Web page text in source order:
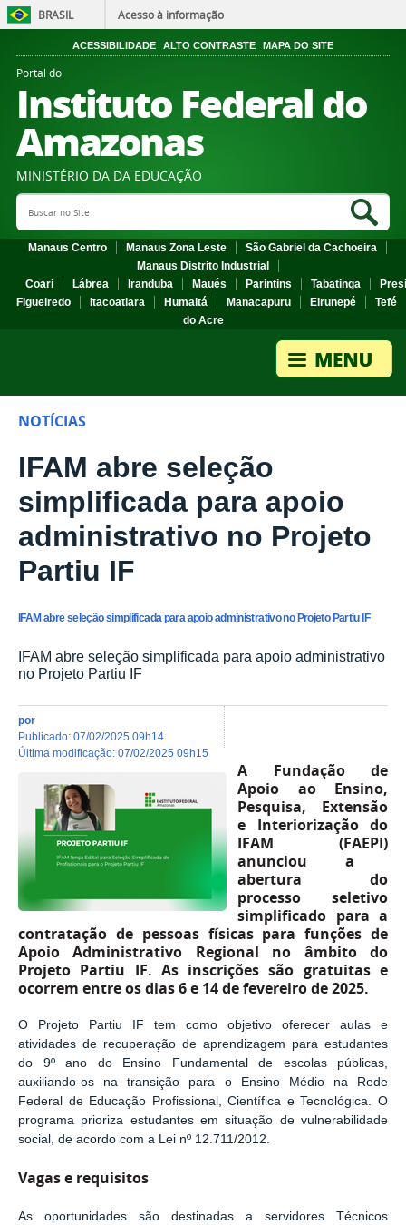
BRASIL Acesso à informação
ACESSIBILIDADE ALTO CONTRASTE MAPA DO SITE
Portal do
Instituto Federal do
Amazonas
MINISTÉRIO DA DA EDUCAÇÃO
Search Site
Manaus Centro Manaus Zona Leste
São Gabriel da Cachoeira
Manaus Distrito Industrial
Coari
Lábrea Iranduba Maués Parintins Tabatinga
Figueiredo
Itacoatiara Humaitá Manacapuru Eirunepé
Tefé
do Acre
NOTÍCIAS
IFAM abre seleção
simplificada para apoio
administrativo no Projeto
Partiu IF
IFAM abre seleção simplificada para apoio administrativo no Projeto Partiu IF
IFAM abre seleção simplificada para apoio administrativo
no Projeto Partiu IF
por
publicado: 07/02/2025 09h14
última modificação: 07/02/2025 09h15
A Fundação de
Apoio ao Ensino,
Pesquisa, Extensão
e Interiorização do
IFAM (FAEPI)
anunciou a
abertura do
processo seletivo
simplificado para a
contratação de pessoas físicaspara funções de
Apoio Administrativo Regional no âmbito do
Projeto Partiu IF. As inscrições são gratuitas e
ocorrem entre os dias6 e 14 de fevereiro de 2025.
O Projeto Partiu IF tem como objetivo oferecer aulas e
atividades de recuperação de aprendizagem para estudantes
do 9º ano do Ensino Fundamental de escolas públicas,
auxiliando-os na transição para o Ensino Médio na
Rede
Federal de Educação Profissional, Científica e Tecnológica. O
programa prioriza estudantes em situação de vulnerabilidade
social, de acordo com a Lei nº 12.711/2012.
Vagas e requisitos
As oportunidades são destinadas a servidores Técnicos